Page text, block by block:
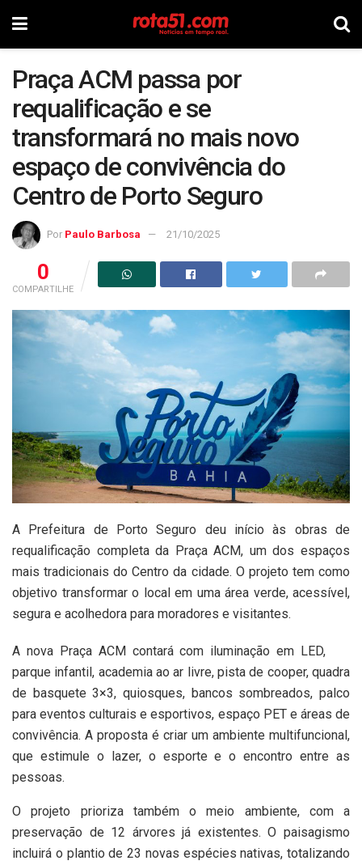
Praça ACM passa por
requalificação e se
transformará no mais novo
espaço de convivência do
Centro de Porto Seguro
Por Paulo Barbosa 21/10/2025
0
COMPARTILHE
A Prefeitura de Porto Seguro deu início às obras de
requalificação completa da Praça ACM, um dos espaços
mais tradicionais do Centro da cidade. O projeto tem como
objetivo transformar o local em uma área verde, acessível,
segura e acolhedora para moradores e visitantes.
A nova Praça ACM contará com iluminação em LED,
parque infantil, academia ao ar livre, pista de cooper, quadra
de basquete 3×3, quiosques, bancos sombreados, palco
para eventos culturais e esportivos, espaço PET e áreas de
convivência. A proposta é criar um ambiente multifuncional,
que estimule o lazer, o esporte e o encontro entre as
pessoas.
O projeto prioriza também o meio ambiente, com a
preservação de 12 árvores já existentes. O paisagismo
incluirá o plantio de 23 novas espécies nativas, totalizando